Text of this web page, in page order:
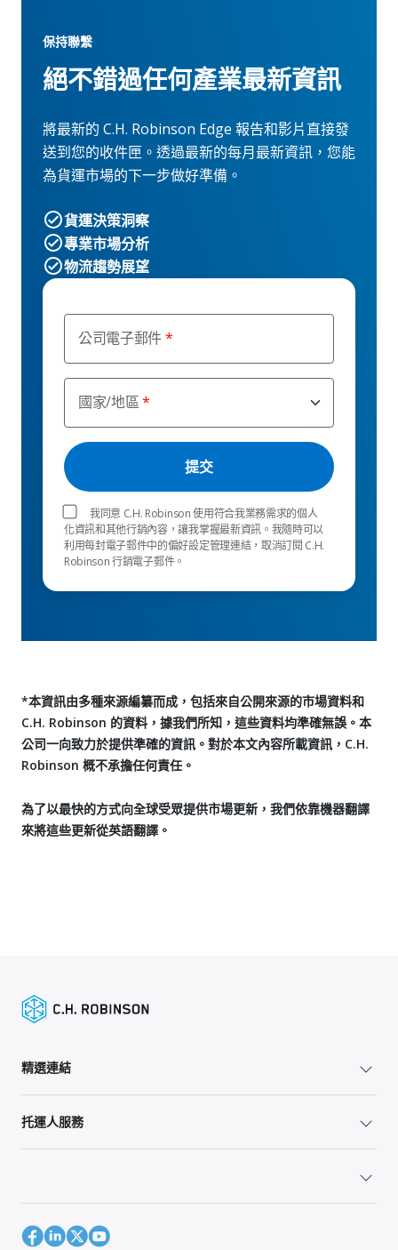
公司電子郵件
國家/地區
我同意 C.H. Robinson 使用符合我業務需求的個人
化資訊和其他行銷內容，讓我掌握最新資訊。我隨時可以
利用每封電子郵件中的偏好設定管理連結，取消訂閱 C.H.
Robinson 行銷電子郵件。
保持聯繫
絕不錯過任何產業最新資訊
將最新的 C.H. Robinson Edge 報告和影片直接發
送到您的收件匣。透過最新的每月最新資訊，您能
為貨運市場的下一步做好準備。
貨運決策洞察
專業市場分析
物流趨勢展望
*本資訊由多種來源編纂而成，包括來自公開來源的市場資料和
C.H. Robinson 的資料，據我們所知，這些資料均準確無誤。本
公司一向致力於提供準確的資訊。對於本文內容所載資訊，C.H.
Robinson 概不承擔任何責任。
為了以最快的方式向全球受眾提供市場更新，我們依靠機器翻譯
來將這些更新從英語翻譯。
精選連結
托運人服務